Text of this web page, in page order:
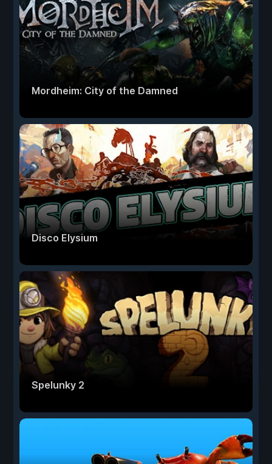
Mordheim: City of the Damned
Disco Elysium
Spelunky 2